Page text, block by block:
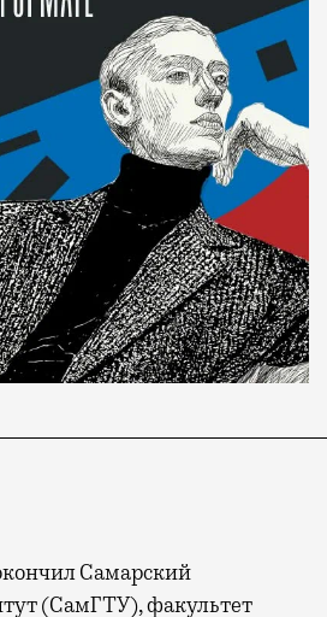
Самарский
(СамГТУ), факультет